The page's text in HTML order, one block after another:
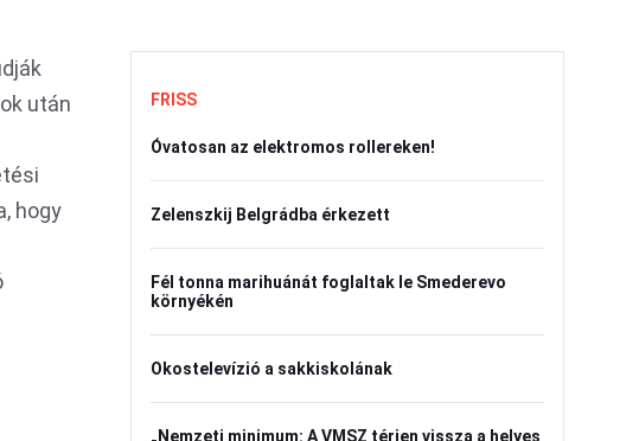
után
hogy
FRISS
Óvatosan az elektromos rollereken!
Zelenszkij Belgrádba érkezett
Fél tonna marihuánát foglaltak le Smederevo
környékén
Okostelevízió a sakkiskolának
„Nemzeti minimum: A VMSZ térjen vissza a helyes